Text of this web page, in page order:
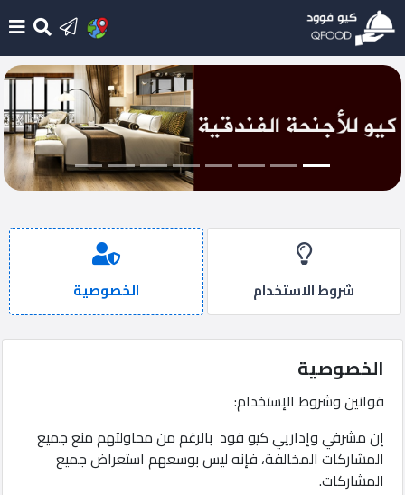
أضف
جديد
أحدث
تسجيل
الدخول
English
مطاعم
شروط الاستخدام الخصوصية
الخصوصية
قوانين وشروط الإستخدام:
إن مشرفي وإداريي كيو فود بالرغم من محاولتهم منع جميع
المشاركات المخالفة، فإنه ليس بوسعهم استعراض جميع
المشاركات.